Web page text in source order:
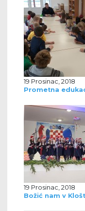
19 Prosinac, 2018
Prometna
19 Prosinac, 2018
Božić nam v